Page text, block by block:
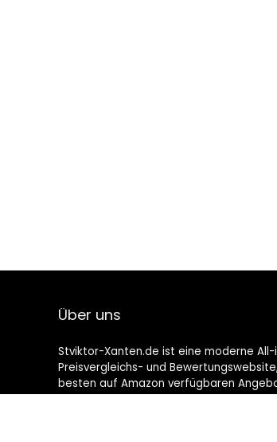
Über uns
Stviktor-Xanten.de ist eine moderne
Preisvergleichs- und
besten auf Amazon verfügbaren
Sie durch die neuesten hinzugefügten